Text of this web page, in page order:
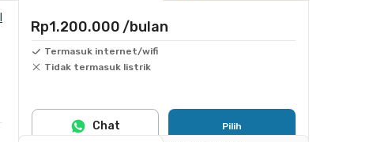
Rp1.200.000 /bulan
Termasuk internet/wifi
Tidak termasuk listrik
Pilih
Chat